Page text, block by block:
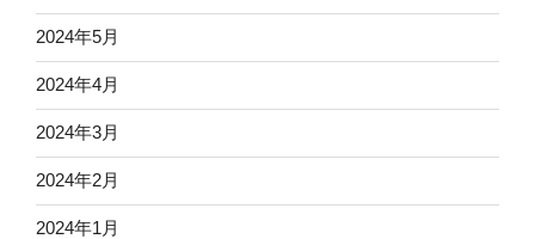
2024年5月
2024年4月
2024年3月
2024年2月
2024年1月